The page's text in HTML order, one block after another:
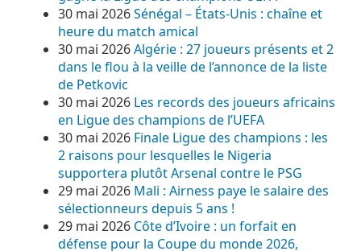
30 mai 2026Sénégal – États-Unis : chaîne et
heure du match amical
30 mai 2026Algérie : 27 joueurs présents et 2
dans le flou à la veille de l’annonce de la liste
de Petkovic
30 mai 2026 Les records des joueurs africains
en Ligue des champions de l’UEFA
30 mai 2026 Finale Ligue des champions : les
2 raisons pour lesquelles le Nigeria
supportera plutôt Arsenal contre le PSG
29 mai 2026 Mali : Airness paye le salaire des
sélectionneurs depuis 5 ans !
29 mai 2026 Côte d’Ivoire : un forfait en
défense pour la Coupe du monde 2026,